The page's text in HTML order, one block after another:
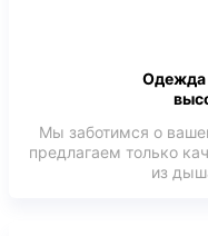
Одежда
Мы заботимся о
предлагаем только
из